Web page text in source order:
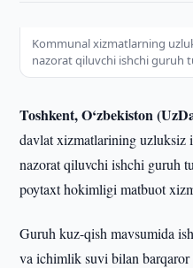
Kommunal xizmatlarning
nazorat qiluvchi ishchi guruh
Toshkent, O‘zbekiston
davlat xizmatlarining uzluksiz
nazorat qiluvchi ishchi guruh
poytaxt hokimligi matbuot
Guruh kuz-qish mavsumida
va ichimlik suvi bilan barqaror